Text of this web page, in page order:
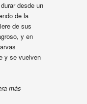
desde un
de la
de sus
y en
y se vuelven
más